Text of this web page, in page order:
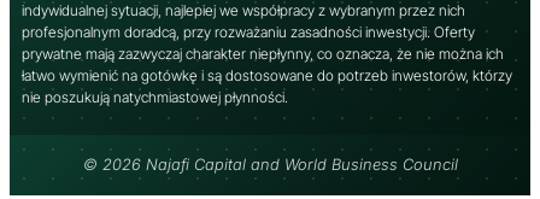
indywidualnej sytuacji, najlepiej we współpracy z wybranym przez nich
profesjonalnym doradcą, przy rozważaniu zasadności inwestycji. Oferty
prywatne mają zazwyczaj charakter niepłynny, co oznacza, że ​​nie można ich
łatwo wymienić na gotówkę i są dostosowane do potrzeb inwestorów, którzy
nie poszukują natychmiastowej płynności.
© 2026 Najafi Capital and World Business Council